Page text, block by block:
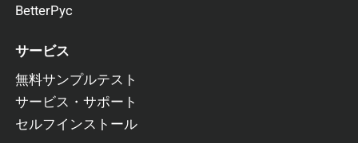
BetterPyc
サービス
無料サンプルテスト
サービス・サポート
セルフインストール